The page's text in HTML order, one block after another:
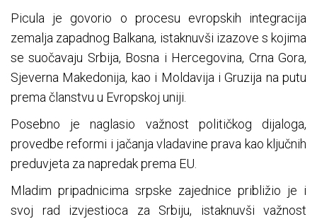
Picula je govorio o procesu evropskih integracija
zemalja zapadnog Balkana, istaknuvši izazove s kojima
se suočavaju Srbija, Bosna i Hercegovina, Crna Gora,
Sjeverna Makedonija, kao i Moldavija i Gruzija na putu
prema članstvu u Evropskoj uniji.
Posebno je naglasio važnost političkog dijaloga,
provedbe reformi i jačanja vladavine prava kao ključnih
preduvjeta za napredak prema EU.
Mladim pripadnicima srpske zajednice približio je i
svoj rad izvjestioca za Srbiju, istaknuvši važnost